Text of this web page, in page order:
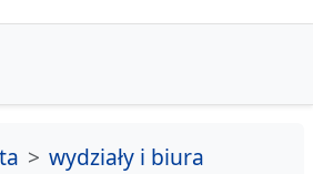
wydziały i biura